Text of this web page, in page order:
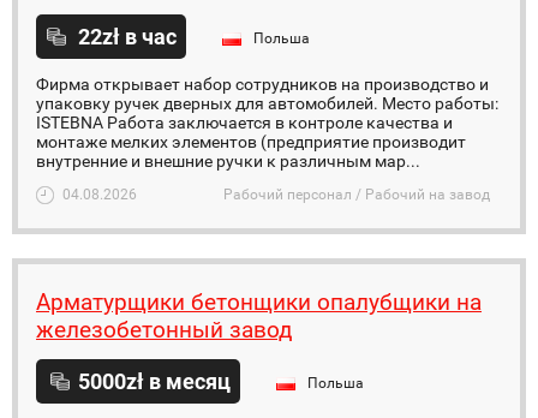
22zł в час Польша
Фирма открывает набор сотрудников на производство и
упаковку ручек дверных для автомобилей. Место работы:
ISTEBNA Работа заключается в контроле качества и
монтаже мелких элементов (предприятие производит
внутренние и внешние ручки к различным мар...
04.08.2026 Рабочий персонал / Рабочий на завод
Арматурщики бетонщики опалубщики на
железобетонный завод
5000zł в месяц Польша